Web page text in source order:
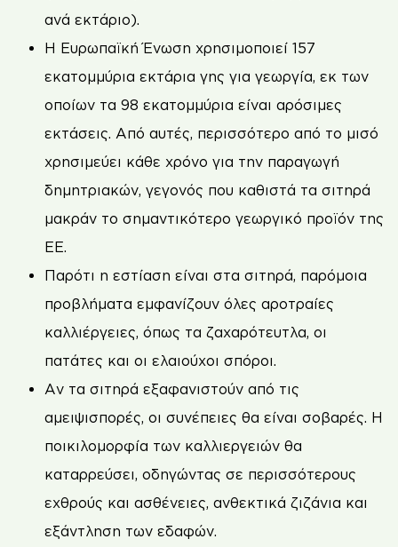
ανά εκτάριο).
Η Ευρωπαϊκή Ένωση χρησιμοποιεί 157
εκατομμύρια εκτάρια γης για γεωργία, εκ των
οποίων τα 98 εκατομμύρια είναι αρόσιμες
εκτάσεις. Από αυτές, περισσότερο από το μισό
χρησιμεύει κάθε χρόνο για την παραγωγή
δημητριακών, γεγονός που καθιστά τα σιτηρά
μακράν το σημαντικότερο γεωργικό προϊόν της
ΕΕ.
Παρότι η εστίαση είναι στα σιτηρά, παρόμοια
προβλήματα εμφανίζουν όλες αροτραίες
καλλιέργειες, όπως τα ζαχαρότευτλα, οι
πατάτες και οι ελαιούχοι σπόροι.
Αν τα σιτηρά εξαφανιστούν από τις
αμειψισπορές, οι συνέπειες θα είναι σοβαρές. Η
ποικιλομορφία των καλλιεργειών θα
καταρρεύσει, οδηγώντας σε περισσότερους
εχθρούς και ασθένειες, ανθεκτικά ζιζάνια και
εξάντληση των εδαφών.